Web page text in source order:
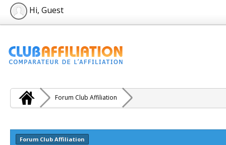
Hi, Guest
Forum Club Affiliation
Forum Club Affiliation